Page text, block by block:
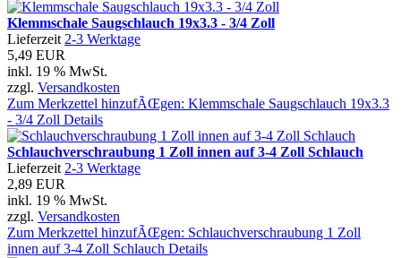
Klemmschale Saugschlauch 19x3.3 - 3/4 Zoll
Lieferzeit2-3 Werktage
5,49 EUR
inkl. 19 % MwSt.
zzgl. Versandkosten
Zum Merkzettel hinzufÃŒgen: Klemmschale Saugschlauch 19x3.3
- 3/4 Zoll Details
Schlauchverschraubung 1 Zoll innen auf 3-4 Zoll Schlauch
Lieferzeit2-3 Werktage
2,89 EUR
inkl. 19 % MwSt.
zzgl. Versandkosten
Zum Merkzettel hinzufÃŒgen: Schlauchverschraubung 1 Zoll
innen auf 3-4 Zoll Schlauch Details